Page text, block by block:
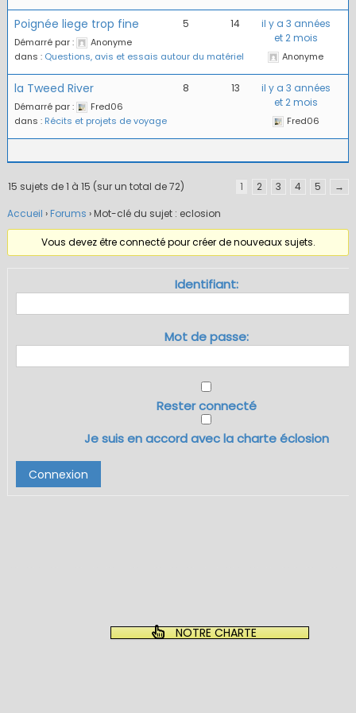
Poignée liege trop fine
Démarré par :
Anonyme
dans : Questions, avis et essais autour du matériel
5 14
il y a 3 années
et 2 mois
Anonyme
la Tweed River
Démarré par :
Fred06
dans : Récits et projets de voyage
8 13
il y a 3 années
et 2 mois
Fred06
15 sujets de 1 à 15 (sur un total de 72) 1 2 3 4 5
→
Accueil › Forums ›Mot-clé du sujet : eclosion
Vous devez être connecté pour créer de nouveaux sujets.
Identifiant:
Mot de passe:
Rester connecté
Je suis en accord avec la charte éclosion
Connexion
NOTRE CHARTE